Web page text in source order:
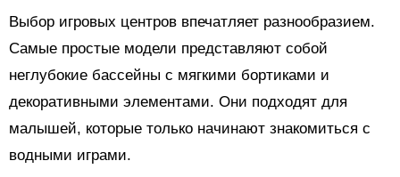
Выбор игровых центров впечатляет разнообразием.
Самые простые модели представляют собой
неглубокие бассейны с мягкими бортиками и
декоративными элементами. Они подходят для
малышей, которые только начинают знакомиться с
водными играми.